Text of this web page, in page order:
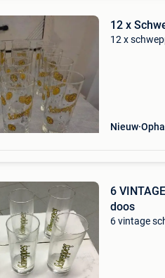
12 x
12 x
Nieuw
6
doos
6 vintage